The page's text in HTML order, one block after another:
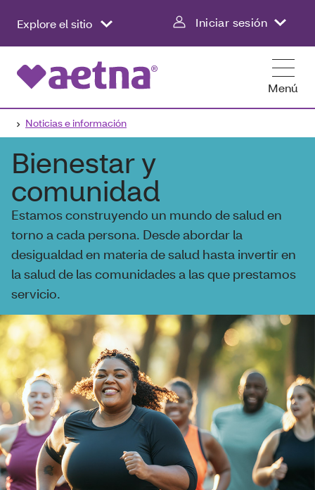
Explore el sitio Iniciar sesión
Menú
Noticias e información
Bienestar y
comunidad
Estamos construyendo un mundo de salud en
torno a cada persona. Desde abordar la
desigualdad en materia de salud hasta invertir en
la salud de las comunidades a las que prestamos
servicio.